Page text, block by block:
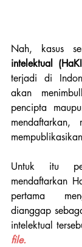
Nah, kasus
intelektual
terjadi di
akan
pencipta
mendaftarkan,
Untuk itu
mendaftarkan
pertama
dianggap
intelektual
file.